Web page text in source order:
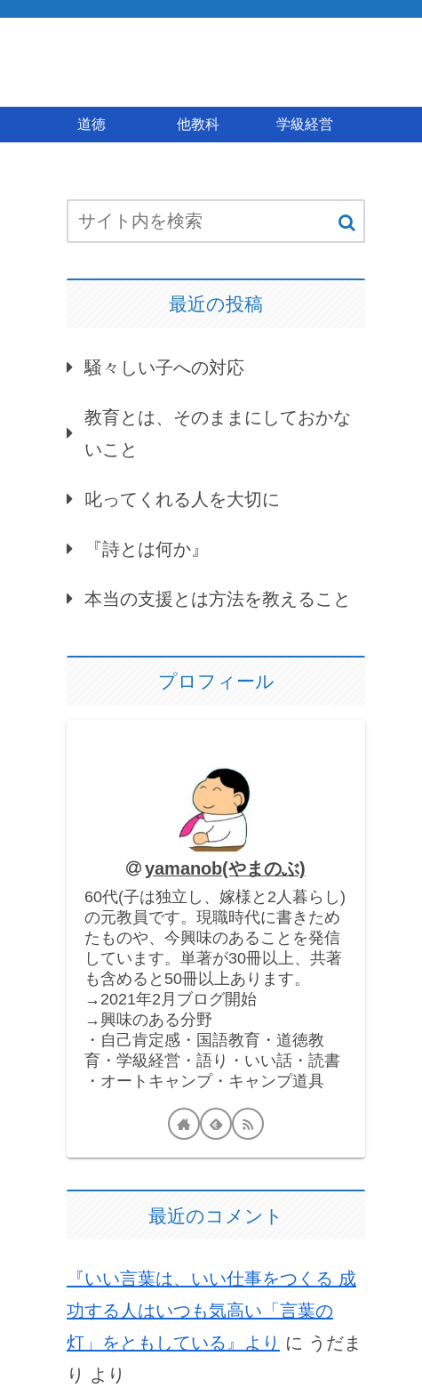
道徳 他教科 学級経営
最近の投稿
騒々しい子への対応
教育とは、そのままにしておかな
いこと
叱ってくれる人を大切に
『詩とは何か』
本当の支援とは方法を教えること
プロフィール
yamanob(やまのぶ)
60代(子は独立し、嫁様と2人暮らし)
の元教員です。現職時代に書きため
たものや、今興味のあることを発信
しています。単著が30冊以上、共著
も含めると50冊以上あります。
→2021年2月ブログ開始
→興味のある分野
・自己肯定感・国語教育・道徳教
育・学級経営・語り・いい話・読書
・オートキャンプ・キャンプ道具
最近のコメント
『いい言葉は、いい仕事をつくる 成
功する人はいつも気高い「言葉の
灯」をともしている』より に うだま
り
より